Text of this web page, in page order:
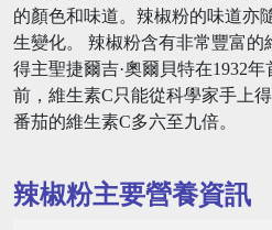
的顏色和味道。辣椒粉的味道亦
生變化。 辣椒粉含有非常豐富的
得主聖捷爾吉·奧爾貝特在1932
前，維生素C只能從科學家手上
番茄的維生素C多六至九倍。
辣椒粉主要營養資訊